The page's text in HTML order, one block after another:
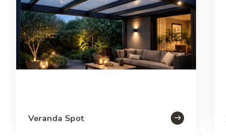
Veranda Spot